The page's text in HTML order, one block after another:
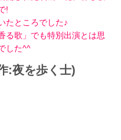
!
たところでした♪
る歌 」でも特別出演とは思
した^^
:夜を歩く士)